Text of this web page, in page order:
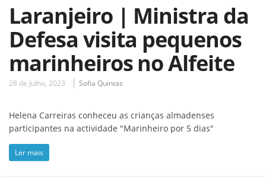
Laranjeiro | Ministra da
Defesa visita pequenos
marinheiros no Alfeite
28 de Julho, 2023 Sofia Quintas
Helena Carreiras conheceu as crianças almadenses
participantes na actividade "Marinheiro por 5 dias"
Ler mais